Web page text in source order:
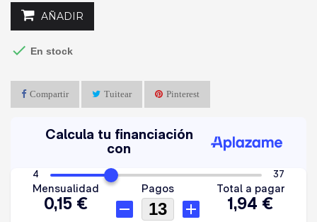
AÑADIR
 En stock
Compartir Tuitear Pinterest